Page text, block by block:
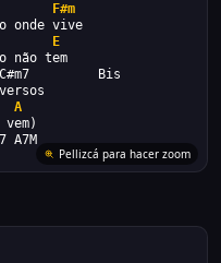
F#m
onde vive
E
não tem
Bis
A
vem)
A7M
Pellizcá para hacer zoom